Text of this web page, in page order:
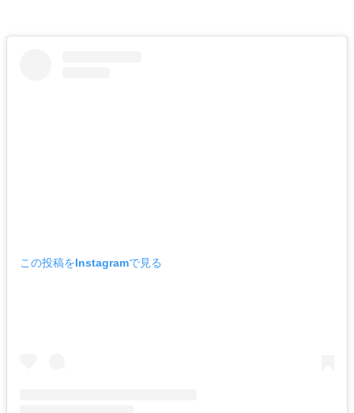
この投稿をInstagramで見る